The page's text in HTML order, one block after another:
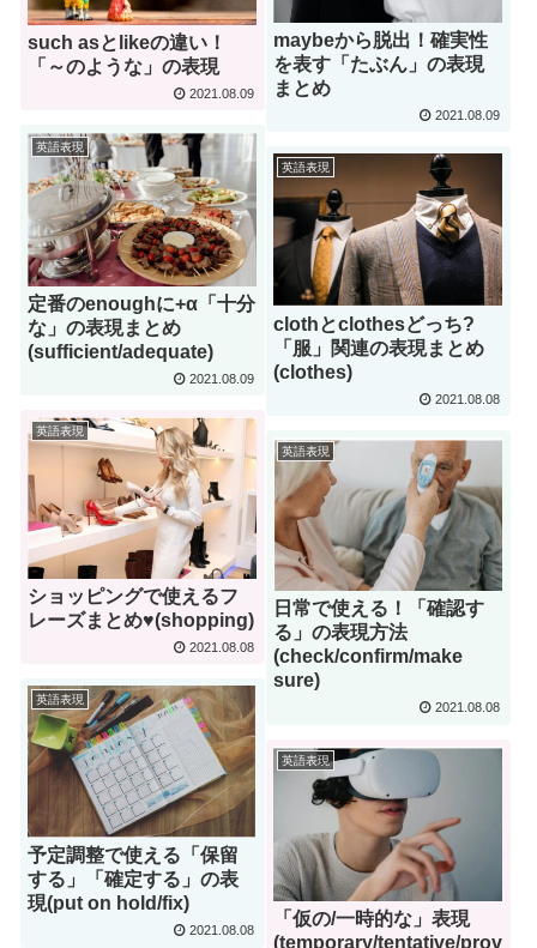
maybeから脱出！確実性
を表す「たぶん」の表現
まとめ
2021.08.09
such asとlikeの違い！
「～のような」の表現
2021.08.09
英語表現
定番のenoughに+α「十分
な」の表現まとめ
(sufficient/adequate)
2021.08.09
英語表現
clothとclothesどっち?
「服」関連の表現まとめ
(clothes)
2021.08.08
英語表現
ショッピングで使えるフ
レーズまとめ♥(shopping)
2021.08.08
英語表現
日常で使える！「確認す
る」の表現方法
(check/confirm/make
sure)
2021.08.08
英語表現
予定調整で使える「保留
する」「確定する」の表
現(put on hold/fix)
2021.08.08
英語表現
「仮の/一時的な」表現
(temporary/tentative/prov